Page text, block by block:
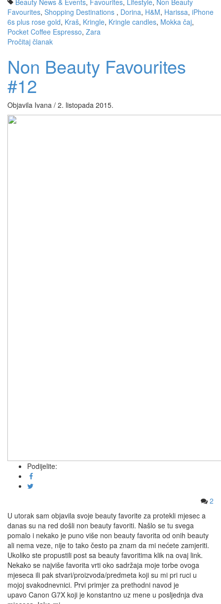
Beauty News & Events, Favourites, Lifestyle, Non Beauty
Favourites, Shopping Destinations , Dorina, H&M, Harissa, iPhone
6s plus rose gold, Kraš, Kringle, Kringle candles, Mokka čaj,
Pocket Coffee Espresso, Zara
Pročitaj članak
Non Beauty Favourites
#12
Objavila Ivana / 2. listopada 2015.
Podijelite:
2
U utorak sam objavila svoje beauty favorite za protekli mjesec a
danas su na red došli non beauty favoriti. Našlo se tu svega
pomalo i nekako je puno više non beauty favorita od onih beauty
ali nema veze, nije to tako često pa znam da mi nećete zamjeriti.
Ukoliko ste propustili post sa beauty favoritima klik na ovaj link.
Nekako se najviše favorita vrti oko sadržaja moje torbe ovoga
mjeseca ili pak stvari/proizvoda/predmeta koji su mi pri ruci u
mojoj svakodnevnici. Prvi primjer za prethodni navod je
upavo Canon G7X koji je konstantno uz mene u posljednja dva